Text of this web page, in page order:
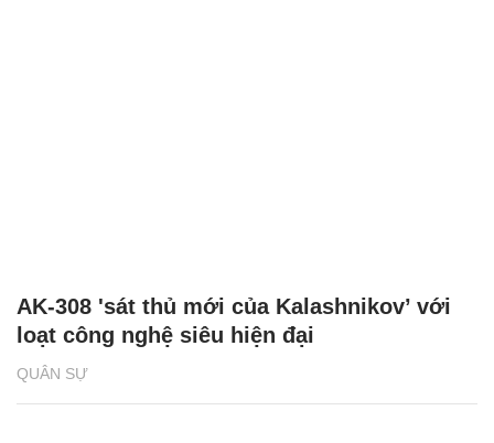
QUÂN SỰ
AK-308 'sát thủ mới của Kalashnikov’ với
loạt công nghệ siêu hiện đại